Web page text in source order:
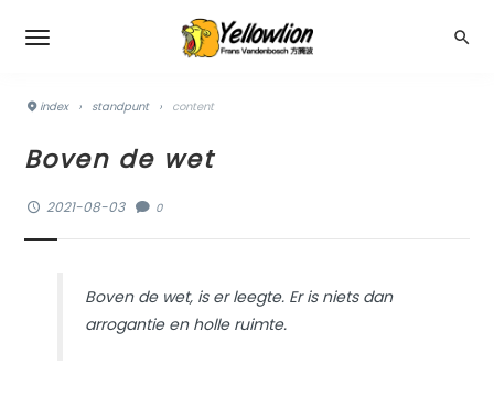
index › standpunt › content
Boven de wet
2021-08-03 0
Boven de wet, is er leegte. Er is niets dan
arrogantie en holle ruimte.